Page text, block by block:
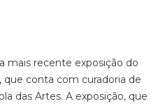
mais recente exposição do
conta com curadoria de
das Artes. A exposição, que